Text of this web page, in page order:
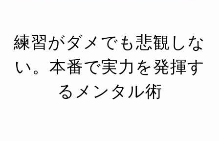
練習がダメでも悲観しな
い。本番で実力を発揮す
るメンタル術